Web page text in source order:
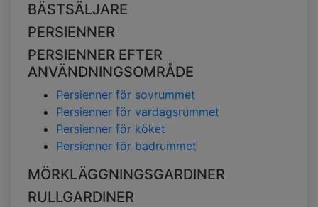
BÄSTSÄLJARE
PERSIENNER
PERSIENNER EFTER
ANVÄNDNINGSOMRÅDE
Persienner för sovrummet
Persienner för vardagsrummet
Persienner för köket
Persienner för badrummet
MÖRKLÄGGNINGSGARDINER
RULLGARDINER